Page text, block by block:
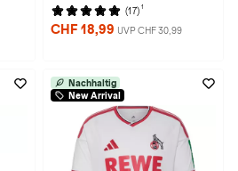
(17) 1
CHF 18,99 UVP CHF 30,99
Nachhaltig
New Arrival